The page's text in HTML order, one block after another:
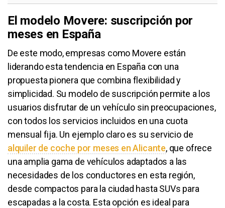
El modelo Movere: suscripción por
meses en España
De este modo, empresas como Movere están
liderando esta tendencia en España con una
propuesta pionera que combina flexibilidad y
simplicidad. Su modelo de suscripción permite a los
usuarios disfrutar de un vehículo sin preocupaciones,
con todos los servicios incluidos en una cuota
mensual fija. Un ejemplo claro es su servicio de
alquiler de coche por meses en Alicante, que ofrece
una amplia gama de vehículos adaptados a las
necesidades de los conductores en esta región,
desde compactos para la ciudad hasta SUVs para
escapadas a la costa. Esta opción es ideal para